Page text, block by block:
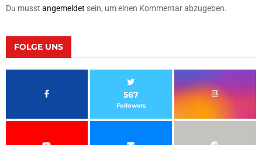
Du musst angemeldet sein, um einen Kommentar abzugeben.
FOLGE UNS
567
Followers